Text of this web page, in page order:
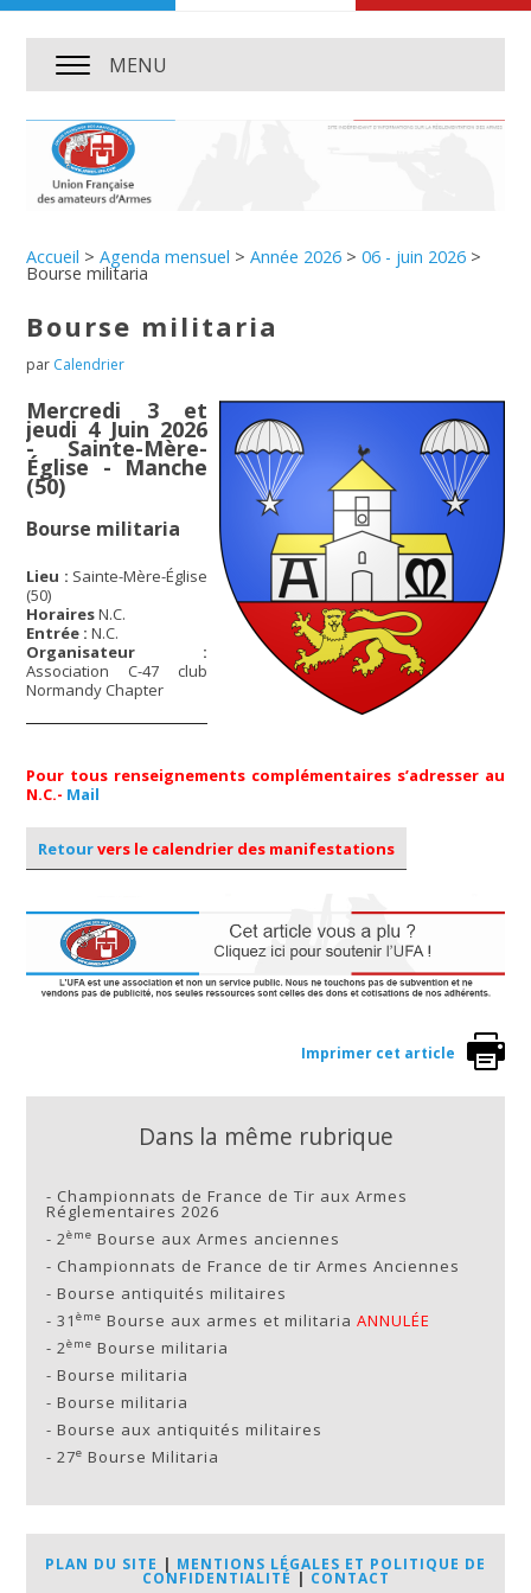
MENU
Accueil >Agenda mensuel >Année 2026 >06 - juin 2026 >
Bourse militaria
Bourse militaria
par Calendrier
Mercredi 3 et
jeudi 4 Juin 2026
- Sainte-Mère-
Église - Manche
(50)
Bourse militaria
Lieu : Sainte-Mère-Église
(50)
HorairesN.C.
Entrée :N.C.
Organisateur :
Association C-47 club
Normandy Chapter
Pour tous renseignements complémentaires s’adresser au
N.C.- Mail
Retourvers le calendrier des manifestations
Imprimer cet article
Dans la même rubrique
- Championnats de France de Tir aux Armes
Réglementaires 2026
-2ème Bourse aux Armes anciennes
- Championnats de France de tir Armes Anciennes
-Bourse antiquités militaires
-31ème Bourse aux armes et militariaANNULÉE
-2ème Bourse militaria
-Bourse militaria
-Bourse militaria
-Bourse aux antiquités militaires
-27e Bourse Militaria
PLAN DU SITE | MENTIONS LÉGALES ET POLITIQUE DE
CONFIDENTIALITÉ | CONTACT